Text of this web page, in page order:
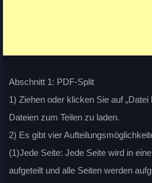
Abschnitt 1: PDF-Split
1) Ziehen oder klicken Sie auf
Dateien zum Teilen zu laden.
2) Es gibt vier
(1)Jede Seite: Jede Seite wird in
aufgeteilt und alle Seiten werden